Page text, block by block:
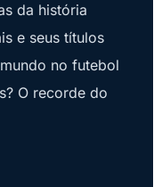
da história
e seus títulos
no futebol
O recorde do